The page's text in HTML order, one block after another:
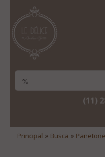
Natal
Lista
Minha
(11)
Principal » Busca »